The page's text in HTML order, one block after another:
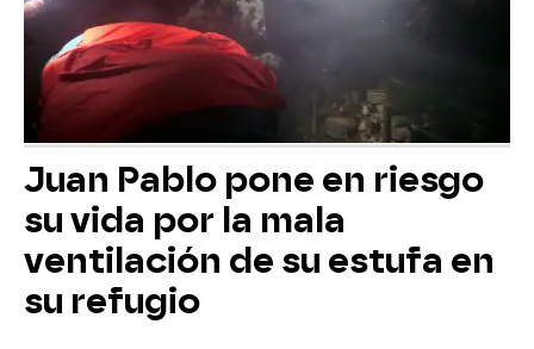
Juan Pablo pone en riesgo
su vida por la mala
ventilación de su estufa en
su refugio